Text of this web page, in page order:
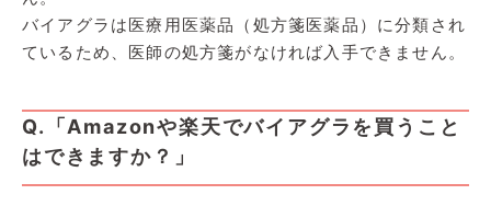
バイアグラは医療用医薬品（処方箋医薬品）に分類され
ているため、医師の処方箋がなければ入手できません。
Q.「Amazonや楽天でバイアグラを買うこと
はできますか？」